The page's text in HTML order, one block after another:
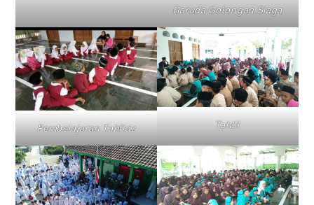
Garuda Golongan Siaga
Pembelajaran Tahfidz Tahlil